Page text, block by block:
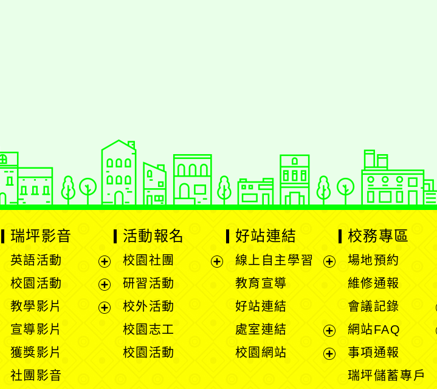
瑞坪影音
英語活動
展
選
校園活動
展
教學影片
宣導影片
獲獎影片
社團影音
活動報名
校園社團
研習活動
校外活動
校園志工
校園活動
好站連結
線上自主學習
單
教育宣導
好站連結
處室連結
展
校園網站
校務專區
場地預約
維修通報
會議記錄
網站FAQ
事項通報
瑞坪儲蓄專戶